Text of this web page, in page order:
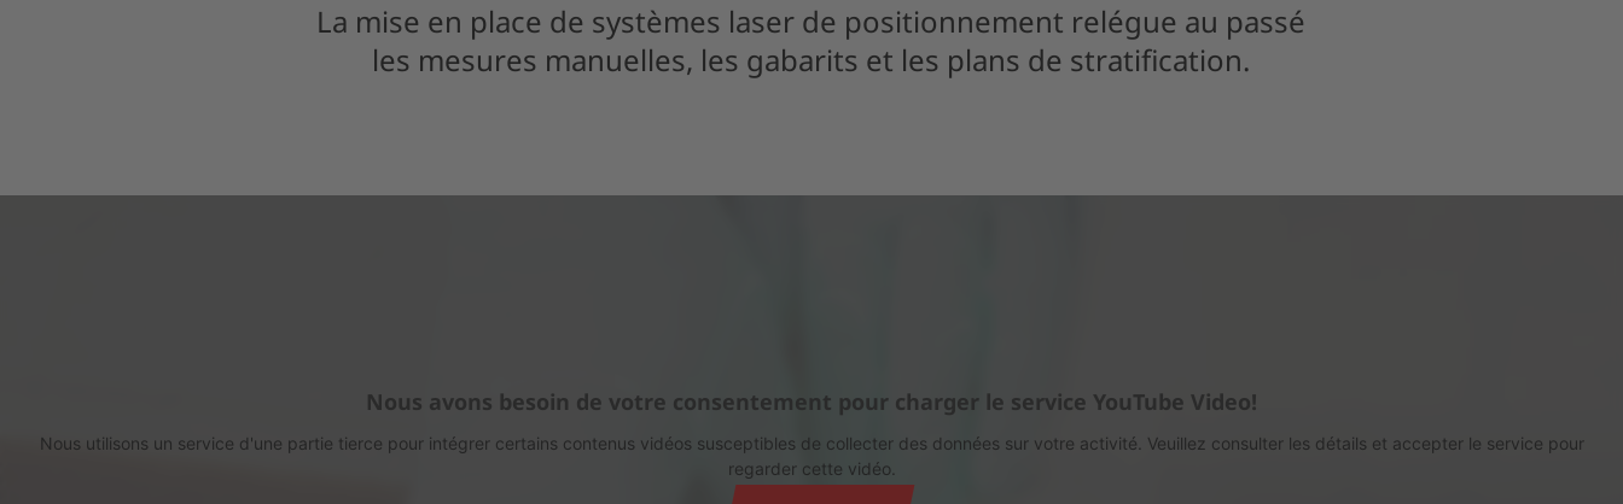
La mise en place de systèmes laser de positionnement relégue au passé
les mesures manuelles, les gabarits et les plans de stratification.
Nous avons besoin de votre consentement pour charger le service YouTube Video!
Nous utilisons un service d'une partie tierce pour intégrer certains contenus vidéos susceptibles de collecter des données sur votre activité. Veuillez consulter les détails et accepter le service pour
regarder cette vidéo.